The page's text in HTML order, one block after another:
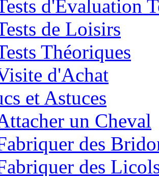
d'Evaluation
de Loisirs
Théoriques
d'Achat
et Astuces
un Cheval
des
des